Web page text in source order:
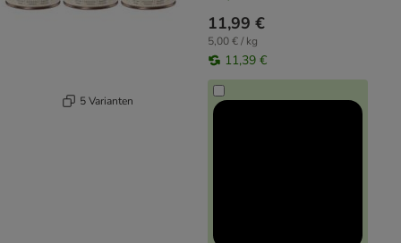
5 Varianten
11,99 €
5,00 € / kg
11,39 €